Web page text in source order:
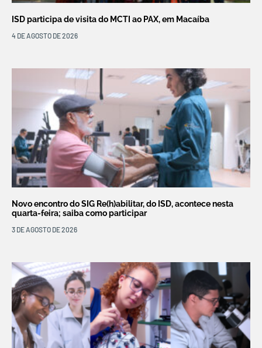
ISD participa de visita do MCTI ao PAX, em Macaíba
4 DE AGOSTO DE 2026
Novo encontro do SIG Re(h)abilitar, do ISD, acontece nesta
quarta-feira; saiba como participar
3 DE AGOSTO DE 2026